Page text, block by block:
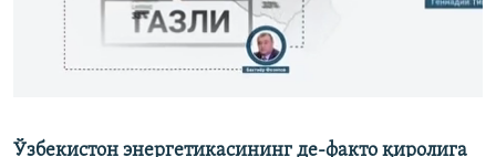
Ўзбекистон энергетикасининг де-факто қиролига